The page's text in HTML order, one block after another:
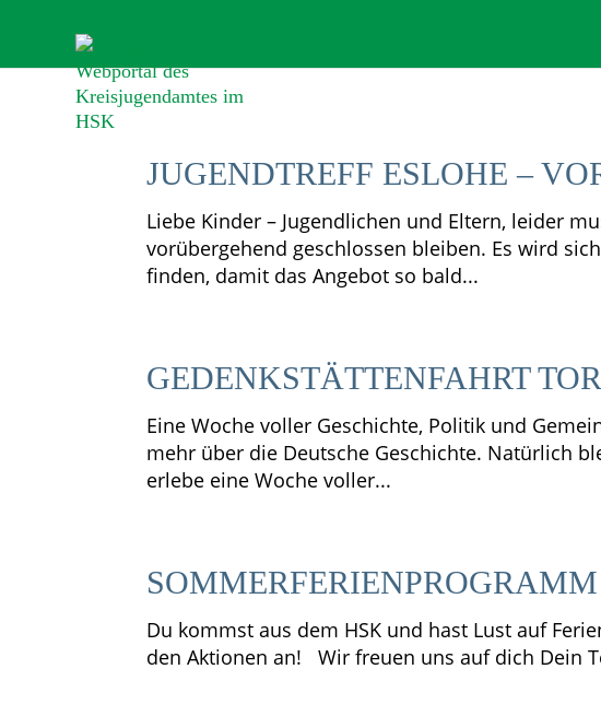
JUGENDTREFF ESLOHE –
Liebe Kinder – Jugendlichen und Eltern, leider
vorübergehend geschlossen bleiben. Es wird
finden, damit das Angebot so bald...
GEDENKSTÄTTENFAHRT
Eine Woche voller Geschichte, Politik und
mehr über die Deutsche Geschichte. Natürlich
erlebe eine Woche voller...
Du kommst aus dem HSK und hast Lust auf
den Aktionen an! Wir freuen uns auf dich Dein